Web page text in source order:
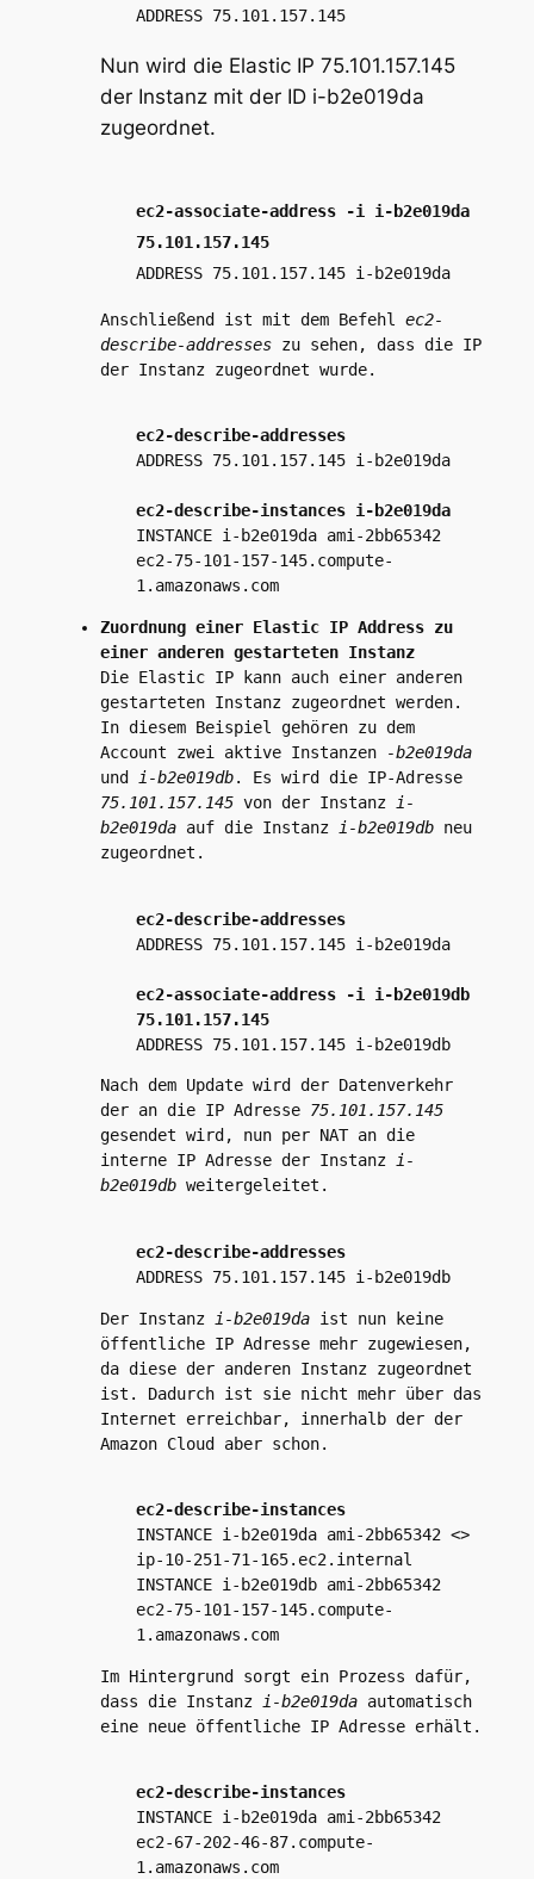
ADDRESS 75.101.157.145
Nun wird die Elastic IP 75.101.157.145
der Instanz mit der ID i-b2e019da
zugeordnet.
ec2-associate-address -i i-b2e019da
75.101.157.145
ADDRESS 75.101.157.145 i-b2e019da
Anschließend ist mit dem Befehl ec2-
describe-addresseszu sehen, dass die IP
der Instanz zugeordnet wurde.
ec2-describe-addresses
ADDRESS 75.101.157.145 i-b2e019da
ec2-describe-instances i-b2e019da
INSTANCE i-b2e019da ami-2bb65342
ec2-75-101-157-145.compute-
1.amazonaws.com
Zuordnung einer Elastic IP Address zu
einer anderen gestarteten Instanz
Die Elastic IP kann auch einer anderen
gestarteten Instanz zugeordnet werden.
In diesem Beispiel gehören zu dem
Account zwei aktive Instanzen
-b2e019da
und
i-b2e019db. Es wird die IP-Adresse
75.101.157.145von der Instanz
i-
b2e019da auf die Instanz i-b2e019dbneu
zugeordnet.
ec2-describe-addresses
ADDRESS 75.101.157.145 i-b2e019da
ec2-associate-address -i i-b2e019db
75.101.157.145
ADDRESS 75.101.157.145 i-b2e019db
Nach dem Update wird der Datenverkehr
der an die IP Adresse 75.101.157.145
gesendet wird, nun per NAT an die
interne IP Adresse der Instanz i-
b2e019dbweitergeleitet.
ec2-describe-addresses
ADDRESS 75.101.157.145 i-b2e019db
Der Instanz i-b2e019daist nun keine
öffentliche IP Adresse mehr zugewiesen,
da diese der anderen Instanz zugeordnet
ist. Dadurch ist sie nicht mehr über das
Internet erreichbar, innerhalb der der
Amazon Cloud aber schon.
ec2-describe-instances
INSTANCE i-b2e019da ami-2bb65342 <>
ip-10-251-71-165.ec2.internal
INSTANCE i-b2e019db ami-2bb65342
ec2-75-101-157-145.compute-
1.amazonaws.com
Im Hintergrund sorgt ein Prozess dafür,
dass die Instanz
i-b2e019daautomatisch
eine neue öffentliche IP Adresse erhält.
ec2-describe-instances
INSTANCE i-b2e019da ami-2bb65342
ec2-67-202-46-87.compute-
1.amazonaws.com